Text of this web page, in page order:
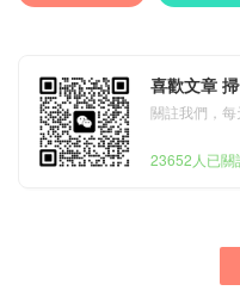
喜歡文章
關註我們，
23652人已關